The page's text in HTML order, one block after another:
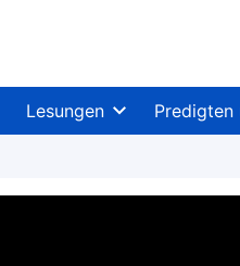
Lesungen Predigten